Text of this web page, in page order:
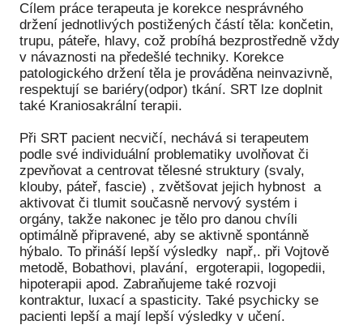
Cílem práce terapeuta je korekce nesprávného
držení jednotlivých postižených částí těla: končetin,
trupu, páteře, hlavy, což probíhá bezprostředně vždy
v návaznosti na předešlé techniky. Korekce
patologického držení těla je prováděna neinvazivně,
respektují se bariéry(odpor) tkání. SRT lze doplnit
také Kraniosakrální terapii.
Při SRT pacient necvičí, nechává si terapeutem
podle své individuální problematiky uvolňovat či
zpevňovat a centrovat tělesné struktury (svaly,
klouby, páteř, fascie) , zvětšovat jejich hybnost a
aktivovat či tlumit současně nervový systém i
orgány, takže nakonec je tělo pro danou chvíli
optimálně připravené, aby se aktivně spontánně
hýbalo. To přináší lepší výsledky např,. při Vojtově
metodě, Bobathovi, plavání, ergoterapii, logopedii,
hipoterapii apod. Zabraňujeme také rozvoji
kontraktur, luxací a spasticity. Také psychicky se
pacienti lepší a mají lepší výsledky v učení.